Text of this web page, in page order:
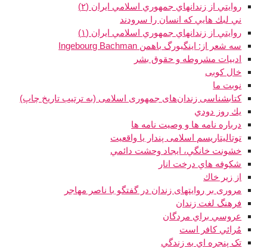
روايتي از زندانهاي جمهوري اسلامي ايران (٢)
ني لبك هايي كه انسان را سرودند
روايتي از زندانهاي جمهوري اسلامي ايران (١)
سه شعر از: اینگبورگ باهمن Ingebourg Bachman
ادبیات مشروطه و حقوق بشر
خال کوبی
نوبت ما
کتابشناسی زندان‌های جمهوری اسلامی (به ترتیب تاریخ چاپ)
يك روز دودي
درباره نامه ها و وصیت نامه ها
توتالیتاریسم اسلامی پندار یا واقعیت
خشونت خانگي، ايجاد وحشت دائمي
شكوفه هاي درخت انار
از زير خاك
مروری بر روایتهای زندان در گفتگو با ناصر مهاجر
فرهنگ لغت زندان
عروسي براي مردگان
مُرائي كافر است
تک پنجره اي به زندگي